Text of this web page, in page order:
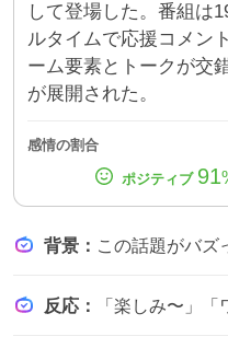
して登場した。番組は
ルタイムで応援コメン
ーム要素とトークが交
が展開された。
感情の割合
91
背景 ： この話題がバズっている理由は、人気アイドルや芸人がチームを組んで出演する『真剣遊戯！
反応 ： 「楽しみ〜」「ワクワク」「めっちゃ楽しみです🥰」といった期待の